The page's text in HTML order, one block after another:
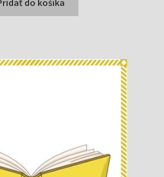
0,63 €. 0,30 €.
do košíka